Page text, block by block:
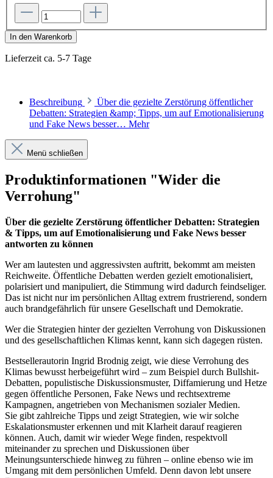
In den Warenkorb
Lieferzeit ca. 5-7 Tage
Beschreibung
Über die gezielte Zerstörung öffentlicher
Debatten: Strategien &amp; Tipps, um auf Emotionalisierung
und Fake News besser… Mehr
Menü schließen
Produktinformationen "Wider die
Verrohung"
Über die gezielte Zerstörung öffentlicher Debatten: Strategien
& Tipps, um auf Emotionalisierung und Fake News besser
antworten zu können
Wer am lautesten und aggressivsten auftritt, bekommt am meisten
Reichweite. Öffentliche Debatten werden gezielt emotionalisiert,
polarisiert und manipuliert, die Stimmung wird dadurch feindseliger.
Das ist nicht nur im persönlichen Alltag extrem frustrierend, sondern
auch brandgefährlich für unsere Gesellschaft und Demokratie.
Wer die Strategien hinter der gezielten Verrohung von Diskussionen
und des gesellschaftlichen Klimas kennt, kann sich dagegen rüsten.
Bestsellerautorin Ingrid Brodnig zeigt, wie diese Verrohung des
Klimas bewusst herbeigeführt wird – zum Beispiel durch Bullshit-
Debatten, populistische Diskussionsmuster, Diffamierung und Hetze
gegen öffentliche Personen, Fake News und rechtsextreme
Kampagnen, angetrieben von Mechanismen sozialer Medien.
Sie gibt zahlreiche Tipps und zeigt Strategien, wie wir solche
Eskalationsmuster erkennen und mit Klarheit darauf reagieren
können. Auch, damit wir wieder Wege finden, respektvoll
miteinander zu sprechen und Diskussionen über
Meinungsunterschiede hinweg zu führen – online ebenso wie im
Umgang mit dem persönlichen Umfeld. Denn davon lebt unsere